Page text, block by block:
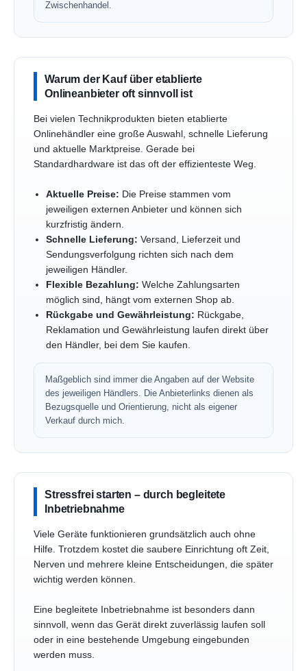
Zwischenhandel.
Warum der Kauf über etablierte
Onlineanbieter oft sinnvoll ist
Bei vielen Technikprodukten bieten etablierte
Onlinehändler eine große Auswahl, schnelle Lieferung
und aktuelle Marktpreise. Gerade bei
Standardhardware ist das oft der effizienteste Weg.
Aktuelle Preise: Die Preise stammen vom
jeweiligen externen Anbieter und können sich
kurzfristig ändern.
Schnelle Lieferung: Versand, Lieferzeit und
Sendungsverfolgung richten sich nach dem
jeweiligen Händler.
Flexible Bezahlung: Welche Zahlungsarten
möglich sind, hängt vom externen Shop ab.
Rückgabe und Gewährleistung: Rückgabe,
Reklamation und Gewährleistung laufen direkt über
den Händler, bei dem Sie kaufen.
Maßgeblich sind immer die Angaben auf der Website
des jeweiligen Händlers. Die Anbieterlinks dienen als
Bezugsquelle und Orientierung, nicht als eigener
Verkauf durch mich.
Stressfrei starten – durch begleitete
Inbetriebnahme
Viele Geräte funktionieren grundsätzlich auch ohne
Hilfe. Trotzdem kostet die saubere Einrichtung oft Zeit,
Nerven und mehrere kleine Entscheidungen, die später
wichtig werden können.
Eine begleitete Inbetriebnahme ist besonders dann
sinnvoll, wenn das Gerät direkt zuverlässig laufen soll
oder in eine bestehende Umgebung eingebunden
werden muss.